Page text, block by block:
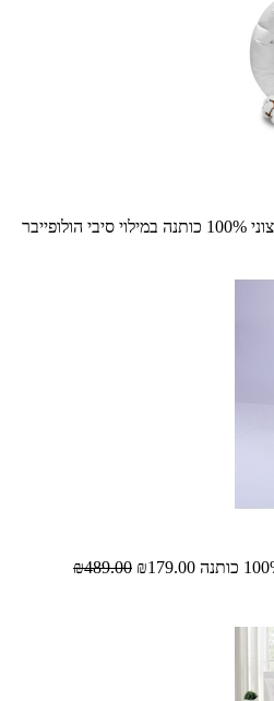
שמיכת פוך אנטי אלרגית- בד חיצוני 100% כותנה במילוי סיבי הולופייבר
₪179.00
₪489.00